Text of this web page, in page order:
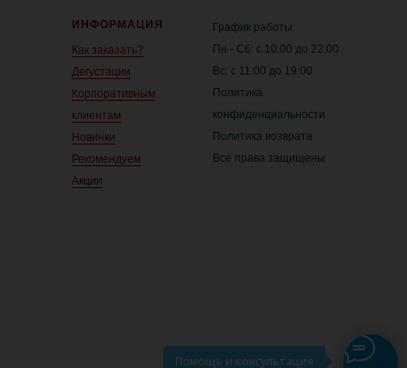
Помощь и консультация
ИНФОРМАЦИЯ
Как заказать?
Дегустации
Корпоративным
клиентам
Новинки
Рекомендуем
Акции
График работы:
Пн - Сб: с 10:00 до 22:00
Вс: с 11:00 до 19:00
Политика
конфиденциальности
Политика возврата
Все права защищены